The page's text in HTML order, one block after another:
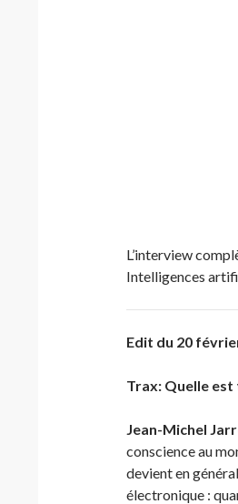
L’interview
Intelligences
Edit du 20
Trax: Quelle est
Jean-Michel
conscience au
devient en
électronique :